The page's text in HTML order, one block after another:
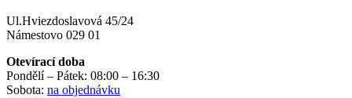
Ul.Hviezdoslavová 45/24
Námestovo 029 01
Otevírací doba
Pondělí – Pátek: 08:00 – 16:30
Sobota: na objednávku